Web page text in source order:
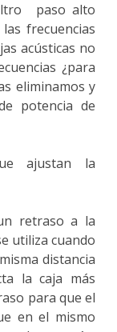
paso alto
frecuencias
acústicas no
¿para
eliminamos y
potencia de
ajustan la
retraso a la
utiliza cuando
distancia
la caja más
para que el
en el mismo